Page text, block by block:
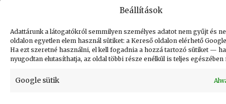
Beállítások
Adattárunk a látogatókról semmilyen személyes adatot nem gyűjt és
oldalon egyetlen elem használ sütiket: a Kereső oldalon elérhető
Ha ezt szeretné használni, el kell fogadnia a hozzá tartozó sütiket —
nyugodtan elutasíthatja, az oldal többi része enélkül is teljes
Google sütik
Copyright © Informatikatörténeti Fórum 2017